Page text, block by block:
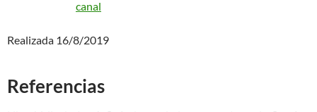
Realizada 16/8/2019
Referencias